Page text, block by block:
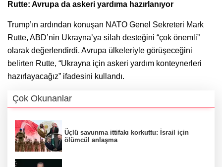
Rutte: Avrupa da askeri yardıma hazırlanıyor
Trump’ın ardından konuşan NATO Genel Sekreteri Mark
Rutte, ABD’nin Ukrayna’ya silah desteğini “çok önemli”
olarak değerlendirdi. Avrupa ülkeleriyle görüşeceğini
belirten Rutte, “Ukrayna için askeri yardım konteynerleri
hazırlayacağız” ifadesini kullandı.
Çok Okunanlar
Üçlü savunma ittifakı korkuttu: İsrail için
ölümcül anlaşma